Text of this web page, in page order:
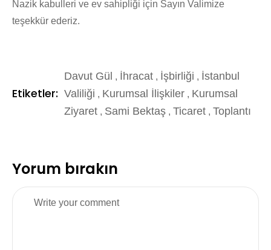
Nazik kabulleri ve ev sahipliği için Sayın Valimize
teşekkür ederiz.
Etiketler:
Davut Gül , İhracat , İşbirliği , İstanbul
Valiliği , Kurumsal İlişkiler , Kurumsal
Ziyaret , Sami Bektaş , Ticaret , Toplantı
Yorum bırakın